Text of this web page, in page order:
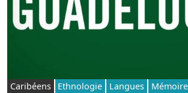
Caribéens Ethnologie Langues Mémoire